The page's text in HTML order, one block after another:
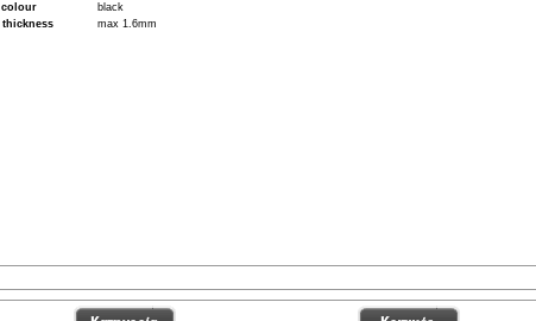
colour
black
thickness
max 1.6mm